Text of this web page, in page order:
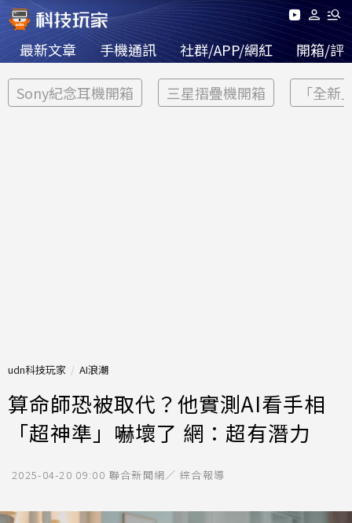
最新文章 手機通訊 社群/APP/網紅 開箱/評
Sony紀念耳機開箱 三星摺疊機開箱 「全新
udn科技玩家 AI浪潮
算命師恐被取代？他實測AI看手相
「超神準」嚇壞了 網：超有潛力
2025-04-20 09:00 聯合新聞網／ 綜合報導